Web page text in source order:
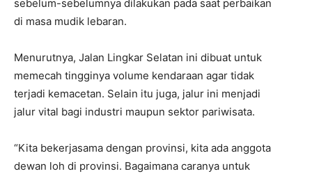
sebelum-sebelumnya dilakukan pada saat perbaikan
di masa mudik lebaran.
Menurutnya, Jalan Lingkar Selatan ini dibuat untuk
memecah tingginya volume kendaraan agar tidak
terjadi kemacetan. Selain itu juga, jalur ini menjadi
jalur vital bagi industri maupun sektor pariwisata.
“Kita bekerjasama dengan provinsi, kita ada anggota
dewan loh di provinsi. Bagaimana caranya untuk